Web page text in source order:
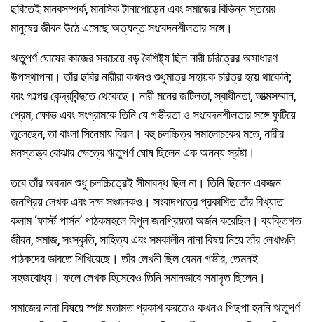
ছবিতেই মানবসম্পর্ক, মানসিক টানাপোড়েন এবং সমাজের বিভিন্ন স্তরের
মানুষের জীবন উঠে এসেছে অত্যন্ত সংবেদনশীলতার সঙ্গে।
ঋতুপর্ণ ঘোষের কাজের সবচেয়ে বড় বৈশিষ্ট্য ছিল নারী চরিত্রের অসাধারণ
উপস্থাপনা। তাঁর ছবির নারীরা কখনও শুধুমাত্র সহায়ক চরিত্র হয়ে থাকেনি;
বরং গল্পের কেন্দ্রবিন্দুতে থেকেছে। নারী মনের জটিলতা, স্বাধীনতা, আত্মসম্মান,
প্রেম, ক্ষোভ এবং সংগ্রামকে তিনি যে গভীরতা ও সংবেদনশীলতার সঙ্গে ফুটিয়ে
তুলেছেন, তা বাংলা সিনেমায় বিরল। বহু চলচ্চিত্র সমালোচকের মতে, নারীর
মনস্তত্ত্ব বোঝার ক্ষেত্রে ঋতুপর্ণ ঘোষ ছিলেন এক অনন্য স্রষ্টা।
তবে তাঁর অবদান শুধু চলচ্চিত্রেই সীমাবদ্ধ ছিল না। তিনি ছিলেন একজন
জনপ্রিয় লেখক এবং দক্ষ সঞ্চালকও। সংবাদপত্রে প্রকাশিত তাঁর বিখ্যাত
কলাম ‘ফার্স্ট পার্সন’ পাঠকমহলে বিপুল জনপ্রিয়তা অর্জন করেছিল। ব্যক্তিগত
জীবন, সমাজ, সংস্কৃতি, সাহিত্য এবং সমকালীন নানা বিষয় নিয়ে তাঁর লেখাগুলি
পাঠকদের ভাবতে শিখিয়েছে। তাঁর লেখনী ছিল যেমন গভীর, তেমনই
সহজবোধ্য। ফলে লেখক হিসেবেও তিনি সমানভাবে সমাদৃত ছিলেন।
সমাজের নানা বিষয়ে স্পষ্ট মতামত প্রকাশ করতেও কখনও পিছপা হননি ঋতুপর্ণ